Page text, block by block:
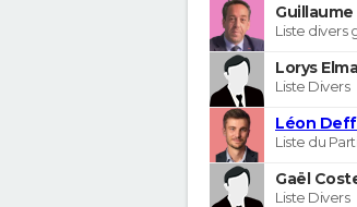
Liste divers
Lorys
Liste Divers
Léon
Liste du
Gaël
Liste Divers